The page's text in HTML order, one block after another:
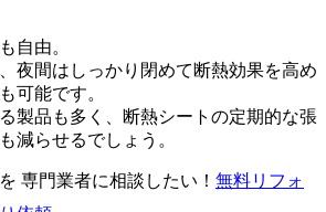
自由。
夜間はしっかり閉めて断熱効果を高め
可能です。
製品も多く、断熱シートの定期的な張
減らせるでしょう。
専門業者に相談したい！ 無料リフォ